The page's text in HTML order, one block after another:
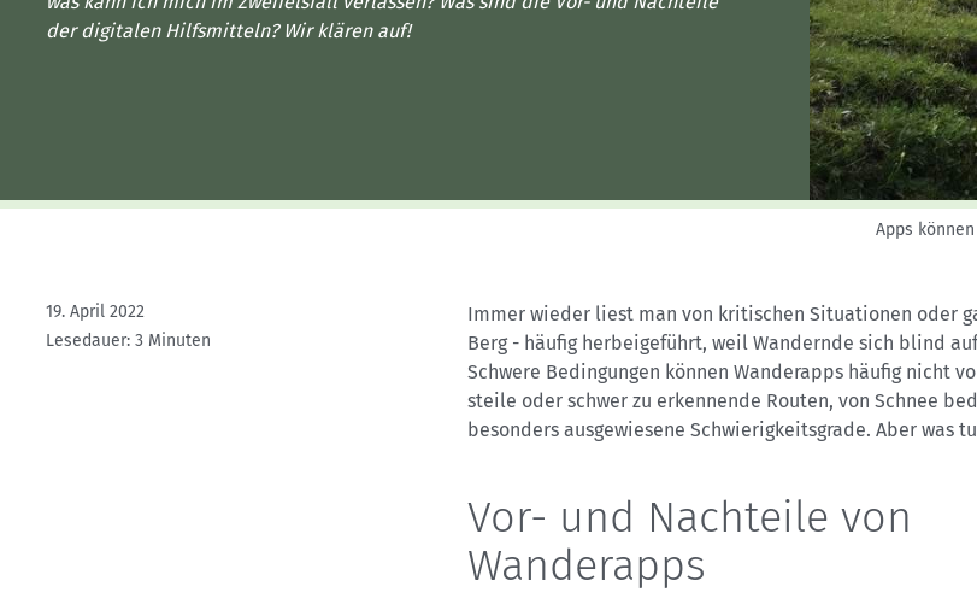
der digitalen Hilfsmitteln? Wir klären auf!
Apps
19. April 2022
Lesedauer: 3 Minuten
Immer wieder liest man von kritischen Situationen oder
Berg - häufig herbeigeführt, weil Wandernde sich blind
Schwere Bedingungen können Wanderapps häufig nicht
steile oder schwer zu erkennende Routen, von Schnee
besonders ausgewiesene Schwierigkeitsgrade. Aber was
Vor- und Nachteile von
Wanderapps